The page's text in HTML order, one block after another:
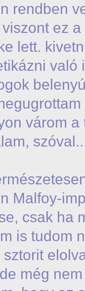
rendben
viszont ez
lett.
való
várom
Malfoy-
csak ha
is tudom
sztorit
még